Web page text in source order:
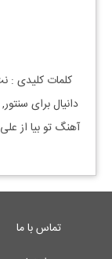
کلمات کلیدی :
دانیالبرای
آهنگ تو بیا از
تماس با ما